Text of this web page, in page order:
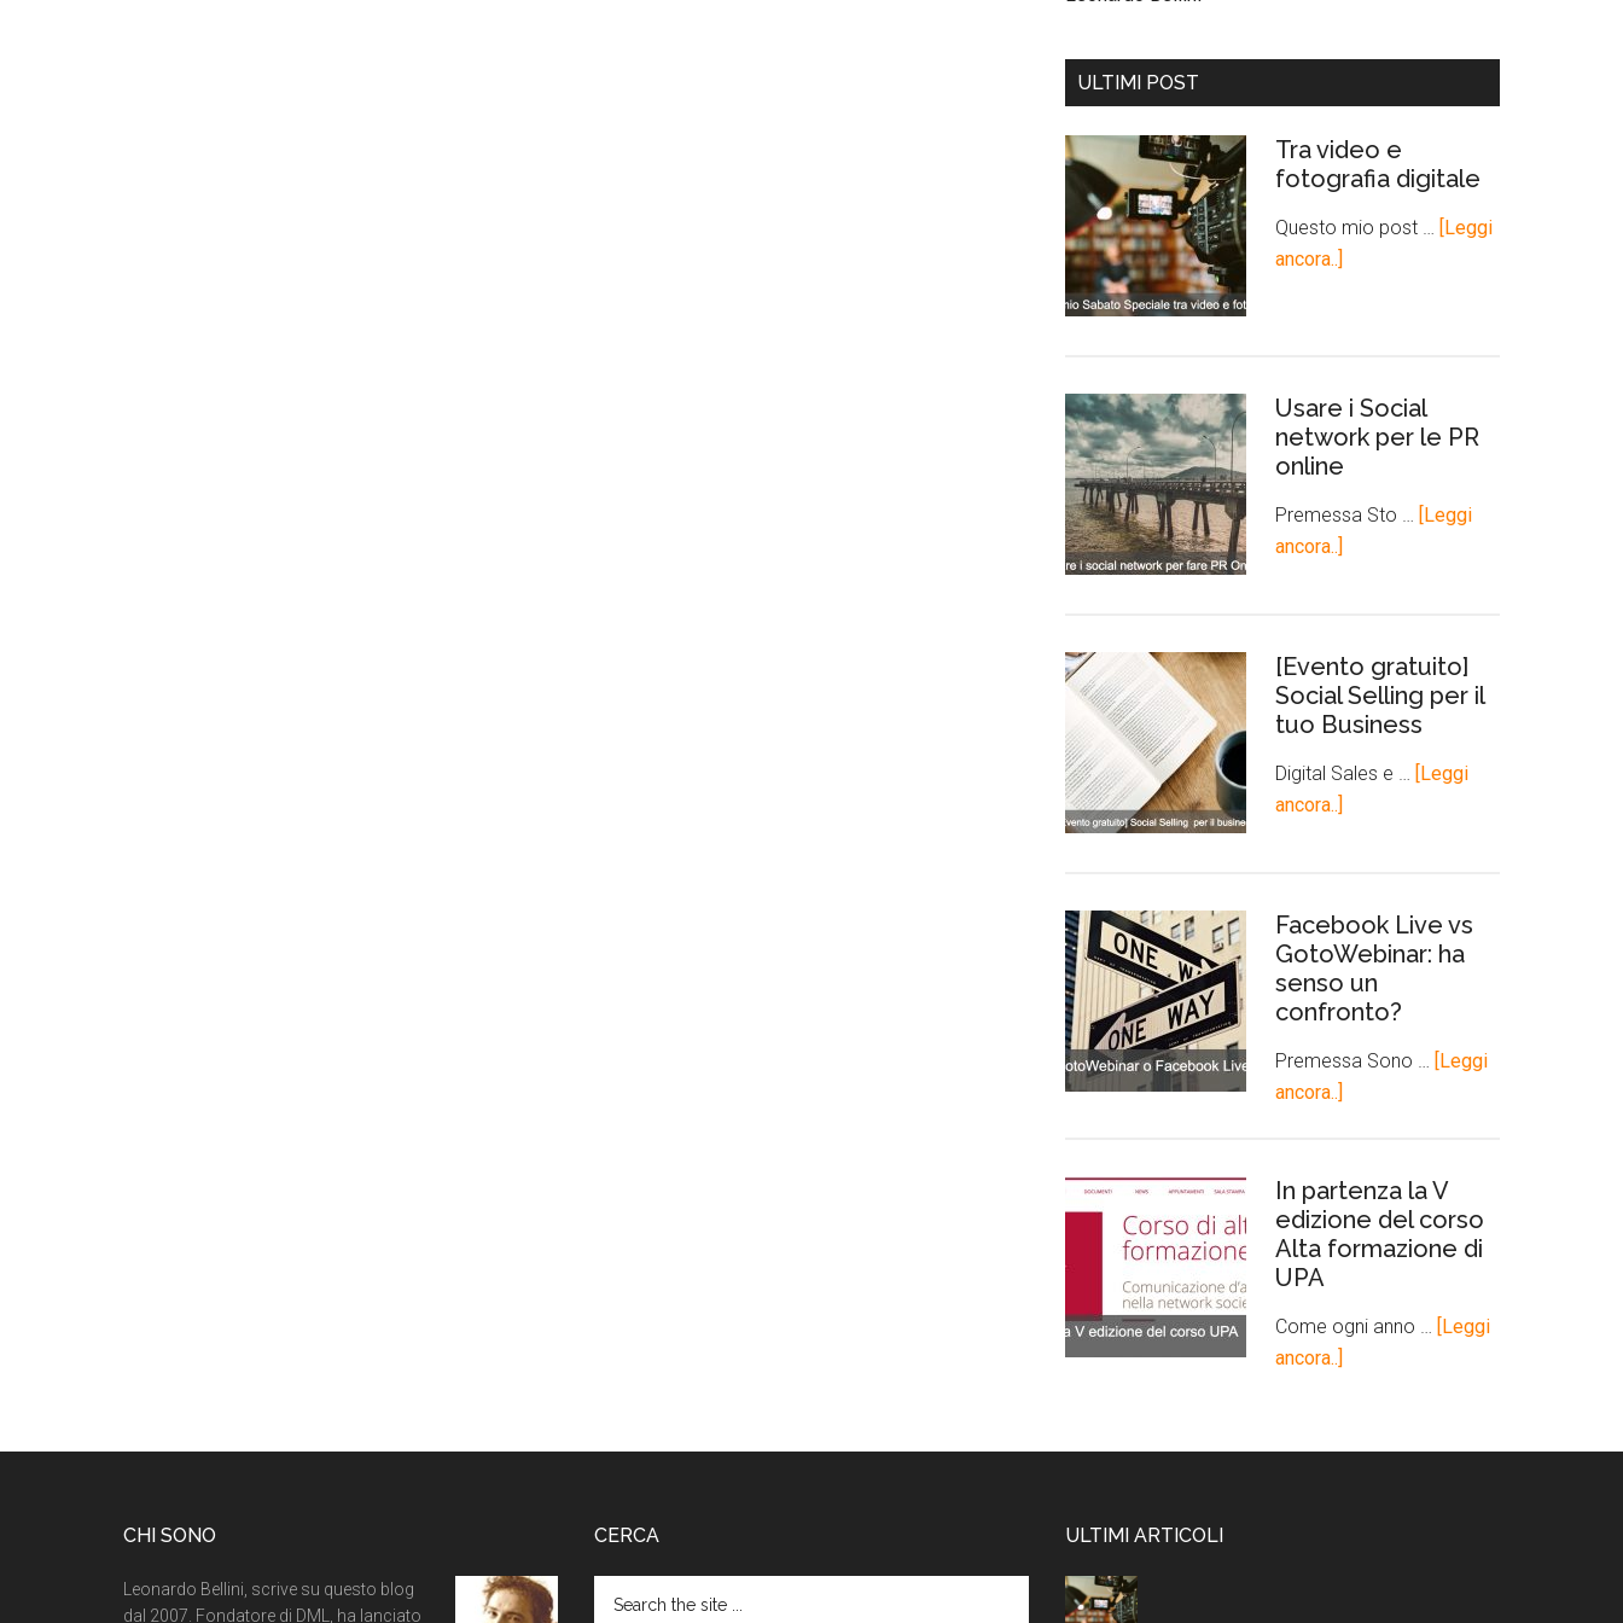
ULTIMI POST
Tra video e
fotografia digitale
Questo mio post …
[Leggi
ancora..]
Usare i Social
network per le PR
online
Premessa Sto …
[Leggi
ancora..]
[Evento gratuito]
Social Selling per il
tuo Business
Digital Sales e …
[Leggi
ancora..]
Facebook Live vs
GotoWebinar: ha
senso un
confronto?
Premessa Sono …
[Leggi
ancora..]
In partenza la V
edizione del corso
Alta formazione di
UPA
Come ogni anno …
[Leggi
ancora..]
CHI SONO
Leonardo Bellini, scrive su questo blog
dal 2007. Fondatore di DML, ha lanciato
CERCA ULTIMI ARTICOLI